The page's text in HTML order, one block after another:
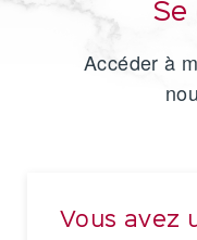
Se
Accéder à
Vous avez